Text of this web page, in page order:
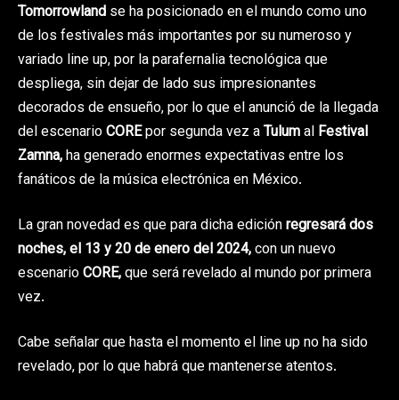
Tomorrowland se ha posicionado en el mundo como uno
de los festivales más importantes por su numeroso y
variado line up, por la parafernalia tecnológica que
despliega, sin dejar de lado sus impresionantes
decorados de ensueño, por lo que el anunció de la llegada
del escenarioCOREpor segunda vez aTulumal Festival
Zamna,ha generado enormes expectativas entre los
fanáticos de la música electrónica en México.
La gran novedad es que para dicha ediciónregresará dos
noches, el 13 y 20 de enero del2024,con un nuevo
escenarioCORE,que será revelado al mundo por primera
vez.
Cabe señalar que hasta el momento el line up no ha sido
revelado, por lo que habrá que mantenerse atentos.